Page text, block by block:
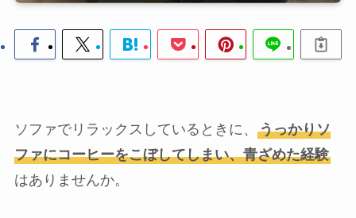
ソファでリラックスしているときに、 うっかりソ
ファにコーヒーをこぼしてしまい、青ざめた経験
はありませんか。